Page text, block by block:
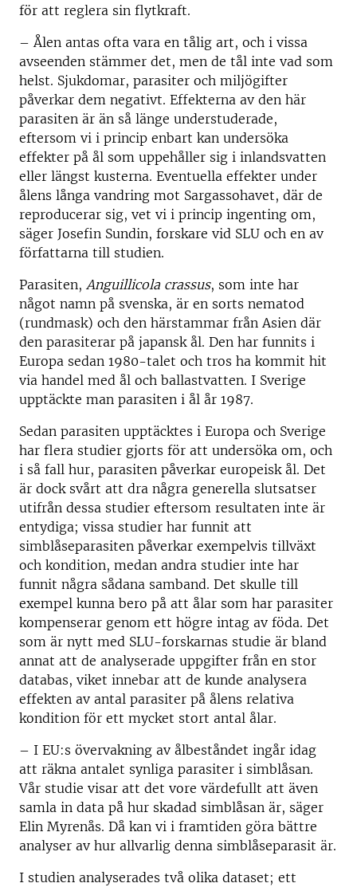
för att reglera sin flytkraft.
– Ålen antas ofta vara en tålig art, och i vissa
avseenden stämmer det, men de tål inte vad som
helst. Sjukdomar, parasiter och miljögifter
påverkar dem negativt. Effekterna av den här
parasiten är än så länge understuderade,
eftersom vi i princip enbart kan undersöka
effekter på ål som uppehåller sig i inlandsvatten
eller längst kusterna. Eventuella effekter under
ålens långa vandring mot Sargassohavet, där de
reproducerar sig, vet vi i princip ingenting om,
säger Josefin Sundin, forskare vid SLU och en av
författarna till studien.
Parasiten, Anguillicola crassus, som inte har
något namn på svenska, är en sorts nematod
(rundmask) och den härstammar från Asien där
den parasiterar på japansk ål. Den har funnits i
Europa sedan 1980-talet och tros ha kommit hit
via handel med ål och ballastvatten. I Sverige
upptäckte man parasiten i ål år 1987.
Sedan parasiten upptäcktes i Europa och Sverige
har flera studier gjorts för att undersöka om, och
i så fall hur, parasiten påverkar europeisk ål. Det
är dock svårt att dra några generella slutsatser
utifrån dessa studier eftersom resultaten inte är
entydiga; vissa studier har funnit att
simblåseparasiten påverkar exempelvis tillväxt
och kondition, medan andra studier inte har
funnit några sådana samband. Det skulle till
exempel kunna bero på att ålar som har parasiter
kompenserar genom ett högre intag av föda. Det
som är nytt med SLU-forskarnas studie är bland
annat att de analyserade uppgifter från en stor
databas, viket innebar att de kunde analysera
effekten av antal parasiter på ålens relativa
kondition för ett mycket stort antal ålar.
– I EU:s övervakning av ålbeståndet ingår idag
att räkna antalet synliga parasiter i simblåsan.
Vår studie visar att det vore värdefullt att även
samla in data på hur skadad simblåsan är, säger
Elin Myrenås. Då kan vi i framtiden göra bättre
analyser av hur allvarlig denna simblåseparasit är.
I studien analyserades två olika dataset; ett